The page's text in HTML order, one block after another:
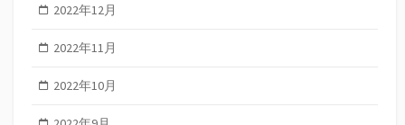
2022年12月
2022年11月
2022年10月